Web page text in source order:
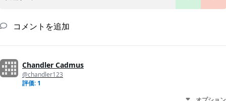
コメントを追加
Chandler Cadmus
@chandler123
評価: 1